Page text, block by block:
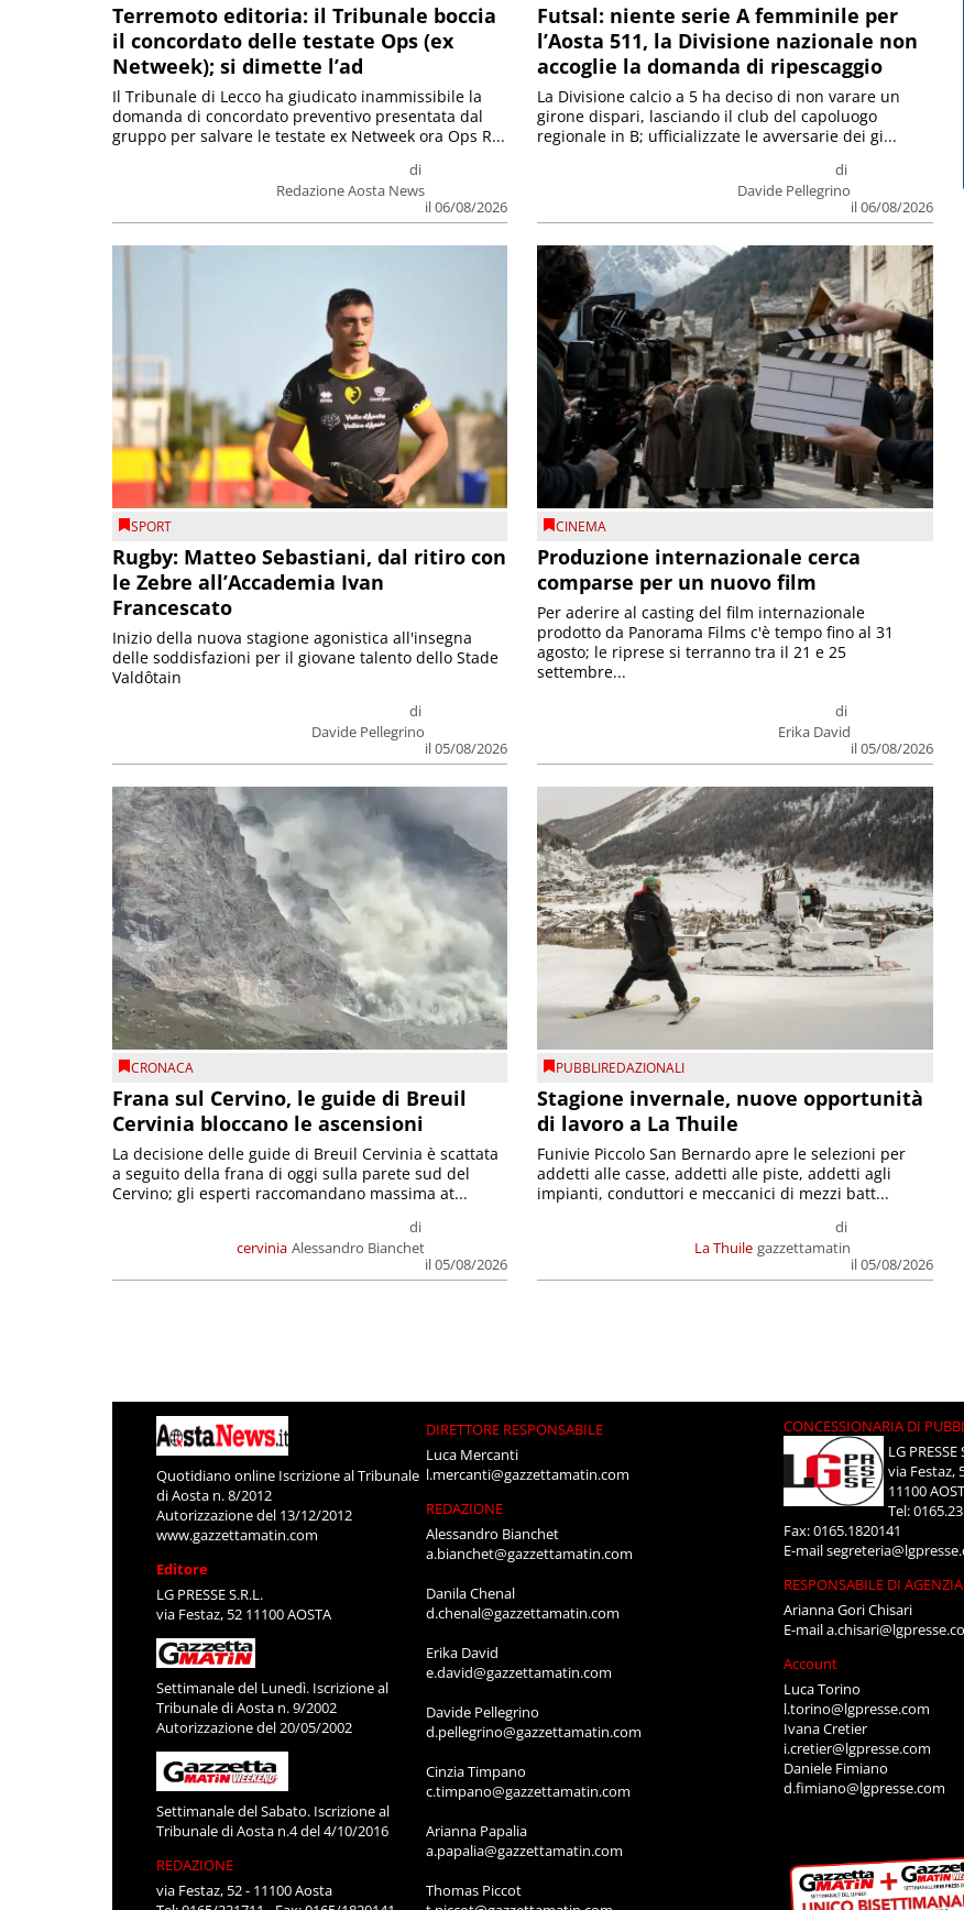
Terremoto editoria: il Tribunale boccia
il concordato delle testate Ops (ex
Netweek); si dimette l’ad
di
Redazione Aosta News
il 06/08/2026
Il Tribunale di Lecco ha giudicato inammissibile la
domanda di concordato preventivo presentata dal
gruppo per salvare le testate ex Netweek ora Ops R...
Futsal: niente serie A femminile per
l’Aosta 511, la Divisione nazionale non
accoglie la domanda di ripescaggio
di
Davide Pellegrino
il 06/08/2026
La Divisione calcio a 5 ha deciso di non varare un
girone dispari, lasciando il club del capoluogo
regionale in B; ufficializzate le avversarie dei gi...
SPORT
Rugby: Matteo Sebastiani, dal ritiro con
le Zebre all’Accademia Ivan
Francescato
di
Davide Pellegrino
il 05/08/2026
Inizio della nuova stagione agonistica all'insegna
delle soddisfazioni per il giovane talento dello Stade
Valdôtain
CINEMA
Produzione internazionale cerca
comparse per un nuovo film
di
Erika David
il 05/08/2026
Per aderire al casting del film internazionale
prodotto da Panorama Films c'è tempo fino al 31
agosto; le riprese si terranno tra il 21 e 25
settembre...
CRONACA
Frana sul Cervino, le guide di Breuil
Cervinia bloccano le ascensioni
cervinia
di
Alessandro Bianchet
il 05/08/2026
La decisione delle guide di Breuil Cervinia è scattata
a seguito della frana di oggi sulla parete sud del
Cervino; gli esperti raccomandano massima at...
PUBBLIREDAZIONALI
Stagione invernale, nuove opportunità
di lavoro a La Thuile
La Thuile
di
gazzettamatin
il 05/08/2026
Funivie Piccolo San Bernardo apre le selezioni per
addetti alle casse, addetti alle piste, addetti agli
impianti, conduttori e meccanici di mezzi batt...
Quotidiano online Iscrizione al Tribunale
di Aosta n. 8/2012
Autorizzazione del 13/12/2012
www.gazzettamatin.com
Editore
LG PRESSE S.R.L.
via Festaz, 52 11100 AOSTA
Settimanale del Lunedì. Iscrizione al
Tribunale di Aosta n. 9/2002
Autorizzazione del 20/05/2002
Settimanale del Sabato. Iscrizione al
Tribunale di Aosta n.4 del 4/10/2016
REDAZIONE
via Festaz, 52 - 11100 Aosta
DIRETTORE RESPONSABILE
Luca Mercanti
l.mercanti@gazzettamatin.com
REDAZIONE
Alessandro Bianchet
a.bianchet@gazzettamatin.com
Danila Chenal
d.chenal@gazzettamatin.com
Erika David
e.david@gazzettamatin.com
Davide Pellegrino
d.pellegrino@gazzettamatin.com
Cinzia Timpano
c.timpano@gazzettamatin.com
Arianna Papalia
a.papalia@gazzettamatin.com
Thomas Piccot
CONCESSIONARIA DI
LG PRESSE
via Festaz,
11100
Tel:
Fax: 0165.1820141
E-mail
RESPONSABILE DI AGENZIA
Arianna Gori Chisari
E-mail
Account
Luca Torino
l.torino@lgpresse.com
Ivana Cretier
i.cretier@lgpresse.com
Daniele Fimiano
d.fimiano@lgpresse.com